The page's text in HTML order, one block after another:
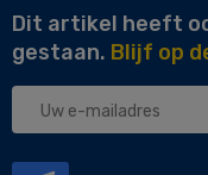
Dit artikel heeft
gestaan. Blijf op
Uw